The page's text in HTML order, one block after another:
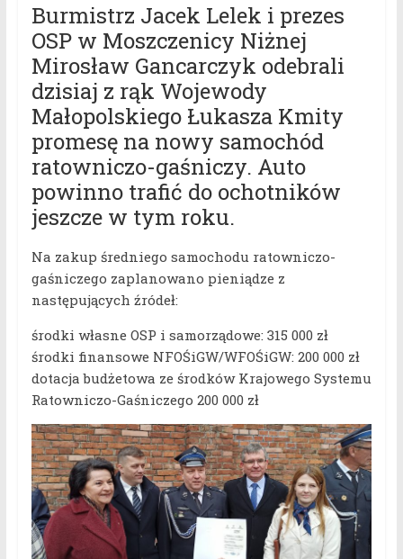
Burmistrz Jacek Lelek i prezes
OSP w Moszczenicy Niżnej
Mirosław Gancarczyk odebrali
dzisiaj z rąk Wojewody
Małopolskiego Łukasza Kmity
promesę na nowy samochód
ratowniczo-gaśniczy. Auto
powinno trafić do ochotników
jeszcze w tym roku.
Na zakup średniego samochodu ratowniczo-
gaśniczego zaplanowano pieniądze z
następujących źródeł:
środki własne OSP i samorządowe: 315 000 zł
środki finansowe NFOŚiGW/WFOŚiGW: 200 000 zł
dotacja budżetowa ze środków Krajowego Systemu
Ratowniczo-Gaśniczego 200 000 zł